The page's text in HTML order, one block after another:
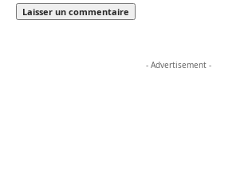
- Advertisement -